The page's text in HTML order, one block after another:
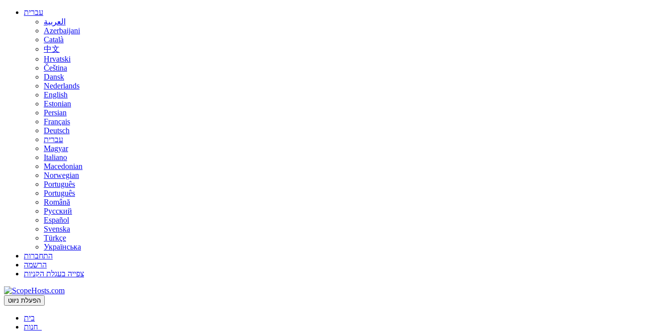
עברית
العربية
Azerbaijani
Català
中文
Hrvatski
Čeština
Dansk
Nederlands
English
Estonian
Persian
Français
Deutsch
עברית
Magyar
Italiano
Macedonian
Norwegian
Português
Português
Română
Русский
Español
Svenska
Türkçe
Українська
התחברות
הרשמה
צפייה בעגלת הקניות
הפעלת ניווט
בית